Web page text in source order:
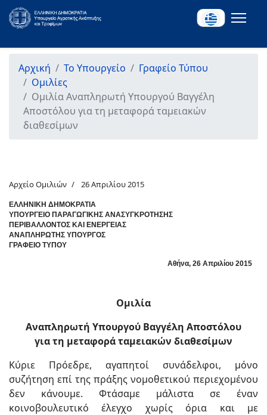
Αρχική Το Υπουργείο
Γραφείο Τύπου
Ομιλίες
Ομιλία Αναπληρωτή Υπουργού Βαγγέλη
Αποστόλου για τη μεταφορά ταμειακών
διαθεσίμων
Αρχείο Ομιλιών 26 Απριλίου 2015
ΕΛΛΗΝΙΚΗ ΔΗΜΟΚΡΑΤΙΑ
ΥΠΟΥΡΓΕΙΟ ΠΑΡΑΓΩΓΙΚΗΣ ΑΝΑΣΥΓΚΡΟΤΗΣΗΣ
ΠΕΡΙΒΑΛΛΟΝΤΟΣ ΚΑΙ ΕΝΕΡΓΕΙΑΣ
ΑΝΑΠΛΗΡΩΤΗΣ ΥΠΟΥΡΓΟΣ
ΓΡΑΦΕΙΟ ΤΥΠΟΥ
Αθήνα, 26 Απριλίου 2015
Ομιλία
Αναπληρωτή Υπουργού Βαγγέλη Αποστόλου
για τη μεταφορά ταμειακών διαθεσίμων
Κύριε Πρόεδρε, αγαπητοί συνάδελφοι, μόνο
συζήτηση επί της πράξης νομοθετικού περιεχομένου
δεν κάνουμε. Φτάσαμε μάλιστα σε έναν
κοινοβουλευτικό έλεγχο χωρίς όρια και με